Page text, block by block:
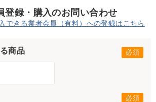
登録・購入のお問い合わせ
できる業者会員（有料）への登録はこちら
商品